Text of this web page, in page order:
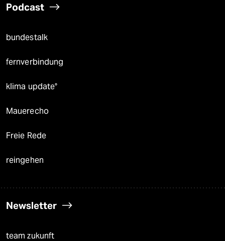
Podcast
bundestalk
fernverbindung
klima update°
Mauerecho
Freie Rede
reingehen
Newsletter
team zukunft